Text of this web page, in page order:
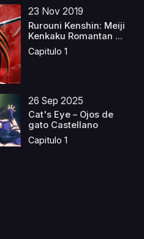
23 Nov 2019
Rurouni Kenshin: Meiji
Kenkaku Romantan ...
Capitulo 1
26 Sep 2025
Cat's Eye – Ojos de
gato Castellano
Capitulo 1